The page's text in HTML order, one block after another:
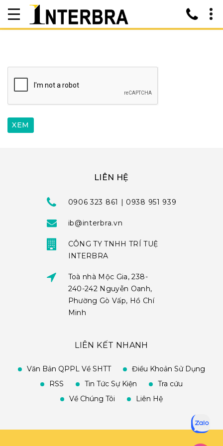
LIÊN HỆ
0906 323 861 | 0938 951 939
ib@interbra.vn
CÔNG TY TNHH TRÍ TUỆ
INTERBRA
Toà nhà Mộc Gia, 238-
240-242 Nguyễn Oanh,
Phường Gò Vấp, Hồ Chí
Minh
LIÊN KẾT NHANH
Văn Bản QPPL Về SHTT
Điều Khoản Sử Dụng
RSS
Tin Tức Sự Kiện
Tra cứu
Về Chúng Tôi
Liên Hệ